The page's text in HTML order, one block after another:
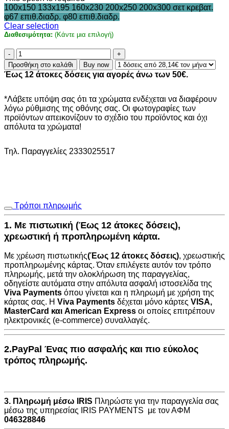
33,60€
100x150 133x195 160x230 200x250 200x300 σετ κρεβατ.
φ67 επιθ.διαδρ. φ80 επιθ.διαδρ.
Clear selection
Διαθεσιμότητα: (Κάντε μια επιλογή)
Atlantis
-
Vision
-
ποσότητα
Προσθήκη στο καλάθι Buy now
Έως 12 άτοκες δόσεις για αγορές άνω των 50€.
*Λάβετε υπόψη σας ότι τα χρώματα ενδέχεται να διαφέρουν
λόγω ρύθμισης της οθόνης σας. Οι φωτογραφίες των
προϊόντων απεικονίζουν το σχέδιο του προϊόντος και όχι
απόλυτα τα χρώματα!
Τηλ. Παραγγελίες 2333025517
Τρόποι πληρωμής
1. Με πιστωτική (Έως 12 άτοκες δόσεις),
χρεωστική ή προπληρωμένη κάρτα.
Με χρέωση πιστωτικής(Έως 12 άτοκες δόσεις), χρεωστικής
προπληρωμένης κάρτας. Όταν επιλέγετε αυτόν τον τρόπο
πληρωμής, μετά την ολοκλήρωση της παραγγελίας,
οδηγείστε αυτόματα στην απόλυτα ασφαλή ιστοσελίδα της
Viva Payments όπου γίνεται και η πληρωμή με χρήση της
κάρτας σας. Η Viva Payments δέχεται μόνο κάρτες VISA,
MasterCard και American Express οι οποίες επιτρέπουν
ηλεκτρονικές (e-commerce) συναλλαγές.
2.PayPal Ένας πιο ασφαλής και πιο εύκολος
τρόπος πληρωμής.
3. Πληρωμή μέσω IRIS Πληρώστε για την παραγγελία σας
μέσω της υπηρεσίας IRIS PAYMENTS με τον ΑΦΜ
046328846